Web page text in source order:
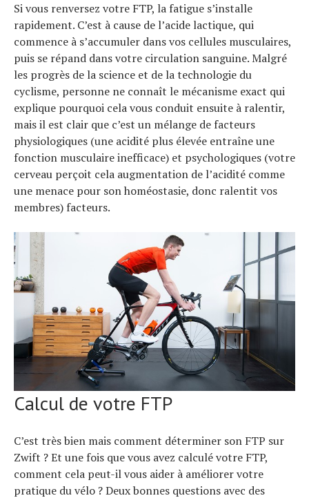
Si vous renversez votre FTP, la fatigue s’installe
rapidement. C’est à cause de l’acide lactique, qui
commence à s’accumuler dans vos cellules musculaires,
puis se répand dans votre circulation sanguine. Malgré
les progrès de la science et de la technologie du
cyclisme, personne ne connaît le mécanisme exact qui
explique pourquoi cela vous conduit ensuite à ralentir,
mais il est clair que c’est un mélange de facteurs
physiologiques (une acidité plus élevée entraîne une
fonction musculaire inefficace) et psychologiques (votre
cerveau perçoit cela augmentation de l’acidité comme
une menace pour son homéostasie, donc ralentit vos
membres) facteurs.
Calcul de votre FTP
C’est très bien mais comment déterminer son FTP sur
Zwift ? Et une fois que vous avez calculé votre FTP,
comment cela peut-il vous aider à améliorer votre
pratique du vélo ? Deux bonnes questions avec des